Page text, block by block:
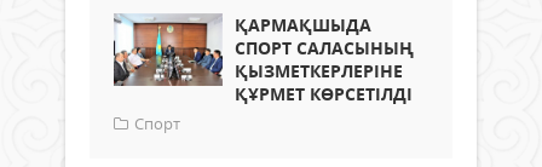
ҚАРМАҚШЫДА
СПОРТ САЛАСЫНЫҢ
ҚЫЗМЕТКЕРЛЕРІНЕ
ҚҰРМЕТ КӨРСЕТІЛДІ
Спорт